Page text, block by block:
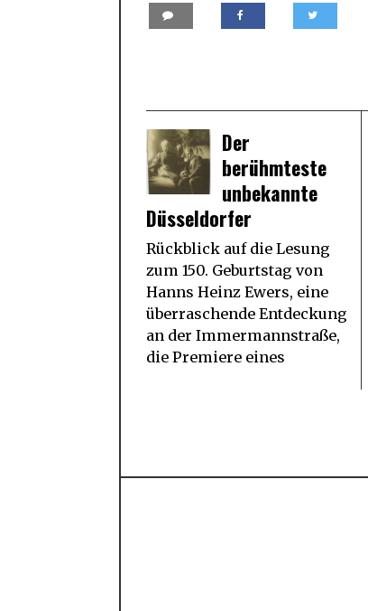
Der
berühmteste
unbekannte
Düsseldorfer
Rückblick auf die Lesung
zum 150. Geburtstag von
Hanns Heinz Ewers, eine
überraschende Entdeckung
an der Immermannstraße,
die Premiere eines